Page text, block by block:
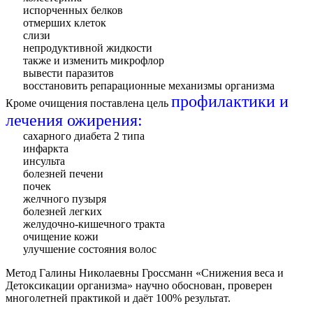
испорченных белков
отмерших клеток
слизи
непродуктивной жидкости
также и изменить микрофлор
вывести паразитов
восстановить репарационные механизмы организма
Кроме очищения поставлена цель профилактики и
лечения ожирения:
сахарного диабета 2 типа
инфаркта
инсульта
болезней печени
почек
желчного пузыря
болезней легких
желудочно-кишечного тракта
очищение кожи
улучшение состояния волос
Метод Галины Николаевны Гроссманн «Снижения веса и
Детоксикации организма» научно обоснован, проверен
многолетней практикой и даёт 100% результат.